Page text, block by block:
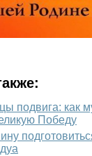
подвига: как
Победу